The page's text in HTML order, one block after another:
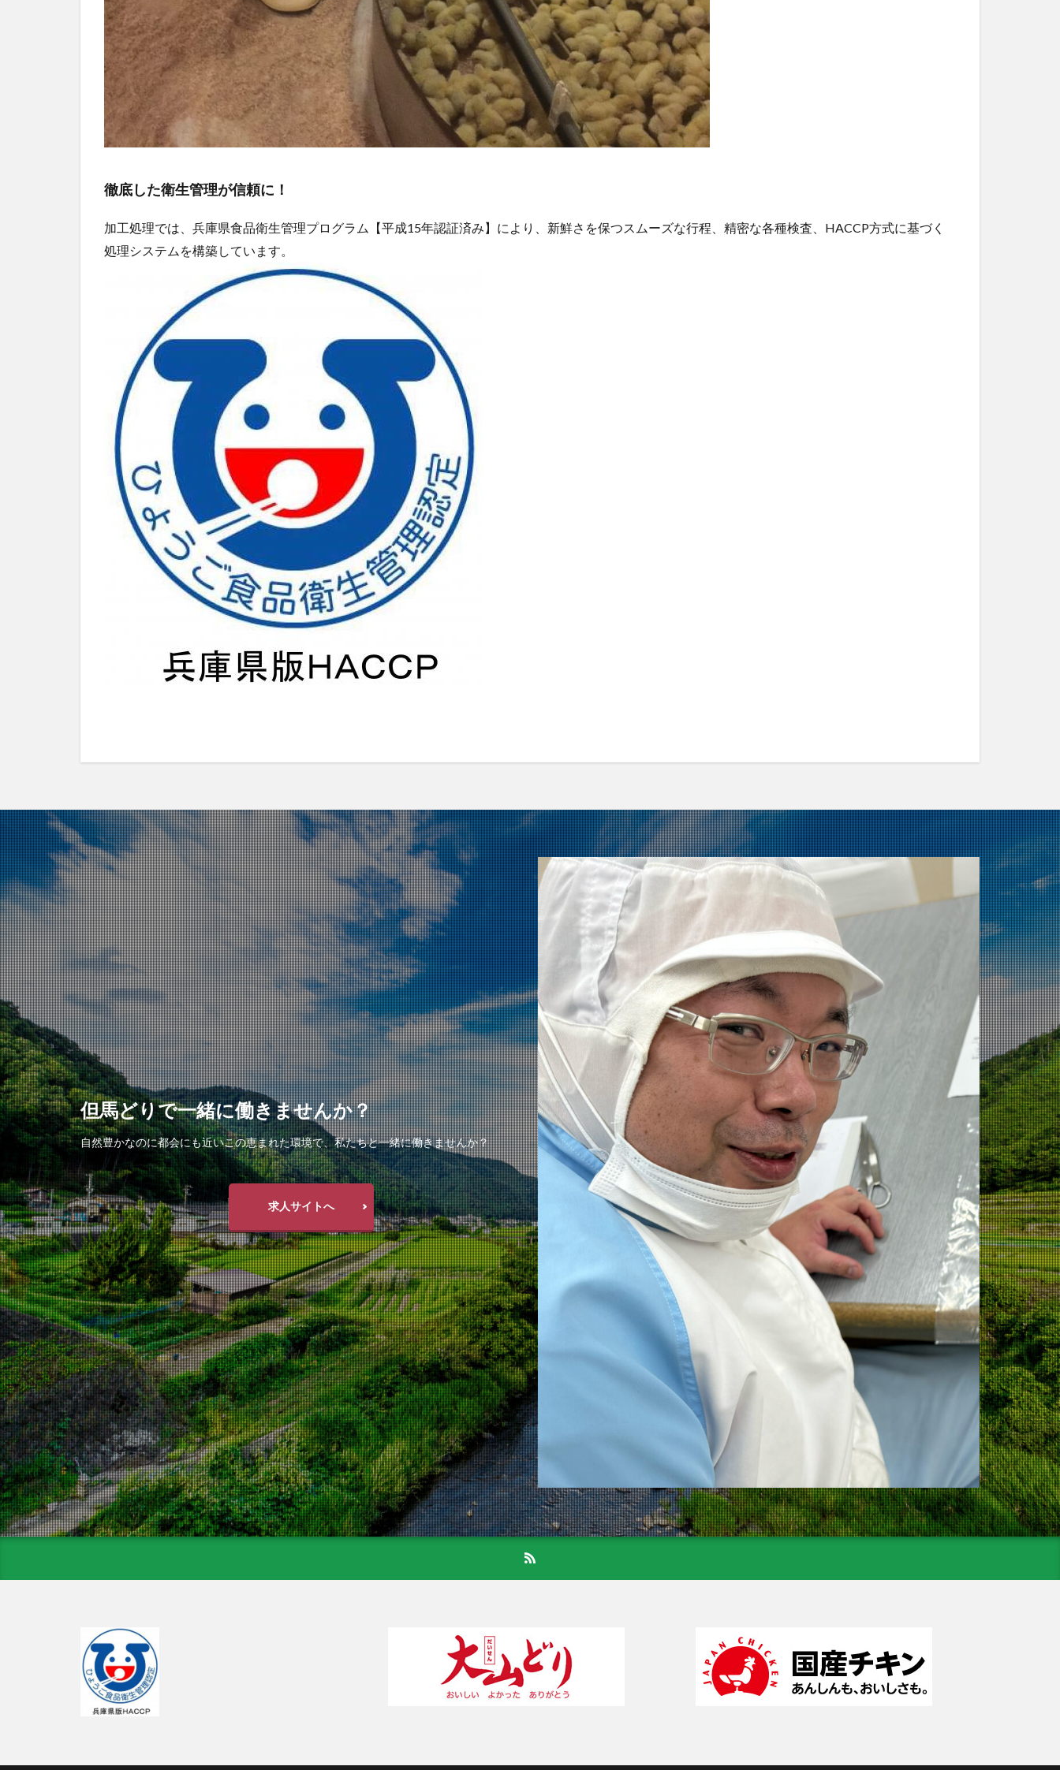
徹底した衛生管理が信頼に！
加工処理では、兵庫県食品衛生管理プログラム【平成15年認証済み】により、新鮮さを保つスムーズな行程、精密な各種検査、HACCP方式に基づく
処理システムを構築しています。
但馬どりで一緒に働きませんか？
自然豊かなのに都会にも近いこの恵まれた環境で、私たちと一緒に働きませんか？
求人サイトへ